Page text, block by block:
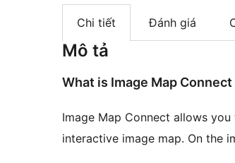
Chi tiết Đánh giá
Mô tả
What is Image Map
Image Map Connect allows
interactive image map. On the